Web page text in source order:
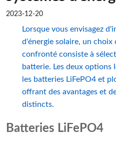
2023-12-20
Lorsque vous envisagez
d'énergie solaire, un choix
confronté consiste à
batterie. Les deux options
les batteries LiFePO4 et
offrant des avantages et
distincts.
Batteries LiFePO4